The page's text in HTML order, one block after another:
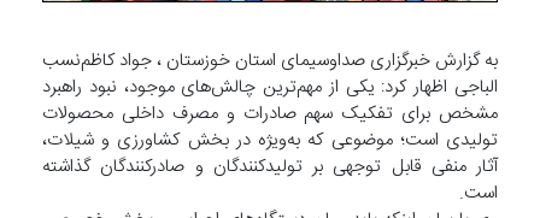
به گزارش خبرگزاری صداوسیمای استان خوزستان ، جواد کاظم‌نسب
الباجی اظهار کرد: یکی از مهم‌ترین چالش‌های موجود، نبود راهبرد
مشخص برای تفکیک سهم صادرات و مصرف داخلی محصولات
تولیدی است؛ موضوعی که به‌ویژه در بخش کشاورزی و شیلات،
آثار منفی قابل توجهی بر تولیدکنندگان و صادرکنندگان گذاشته
است.